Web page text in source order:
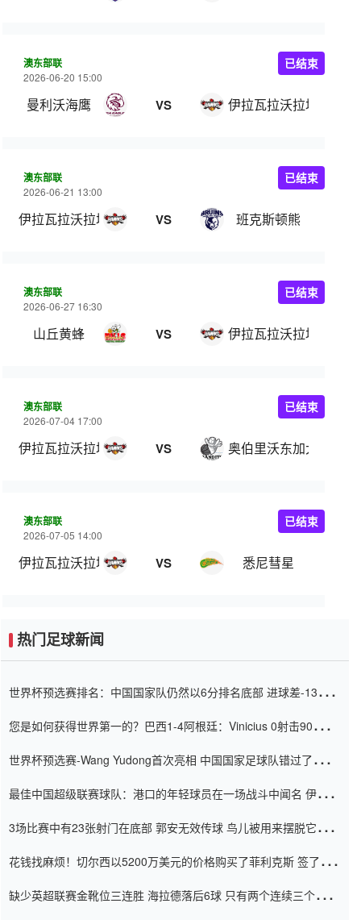
澳东部联
2026-06-20 15:00
曼利沃海鹰 VS 伊拉瓦拉沃拉塔鹰
已结束
澳东部联
2026-06-21 13:00
伊拉瓦拉沃拉塔鹰 VS 班克斯顿熊
已结束
澳东部联
2026-06-27 16:30
山丘黄蜂 VS 伊拉瓦拉沃拉塔鹰
已结束
澳东部联
2026-07-04 17:00
伊拉瓦拉沃拉塔鹰 VS 奥伯里沃东加大盗
已结束
澳东部联
2026-07-05 14:00
伊拉瓦拉沃拉塔鹰 VS 悉尼彗星
已结束
热门足球新闻
世界杯预选赛排名：中国国家队仍然以6分排名底部 进球差-13令人
您是如何获得世界第一的？巴西1-4阿根廷：Vinicius 0射击90分钟
世界杯预选赛-Wang Yudong首次亮相 中国国家足球队错过了世界
最佳中国超级联赛球队：港口的年轻球员在一场战斗中闻名 伊万放
3场比赛中有23张射门在底部 郭安无效传球 鸟儿被用来摆脱它
花钱找麻烦！切尔西以5200万美元的价格购买了菲利克斯 签了7年
缺少英超联赛金靴位三连胜 海拉德落后6球 只有两个连续三个连续